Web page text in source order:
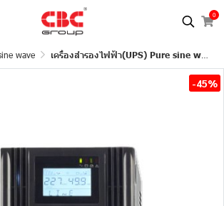
0
wave เครื่องสำรองไฟฟ้า(UPS) Pure sine wave
-45%